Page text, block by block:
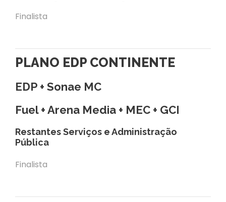
Finalista
PLANO EDP CONTINENTE
EDP + Sonae MC
Fuel + Arena Media + MEC + GCI
Restantes Serviços e Administração
Pública
Finalista